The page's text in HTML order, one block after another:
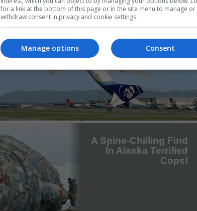
for a link at the bottom of this page or in the site menu to manage or
withdraw consent in privacy and cookie settings.
Consent
Manage options